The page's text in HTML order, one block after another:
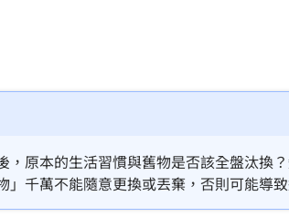
16:12原本的生活習慣與舊物是否該全盤汰換
千萬不能隨意更換或丟棄，否則可能導